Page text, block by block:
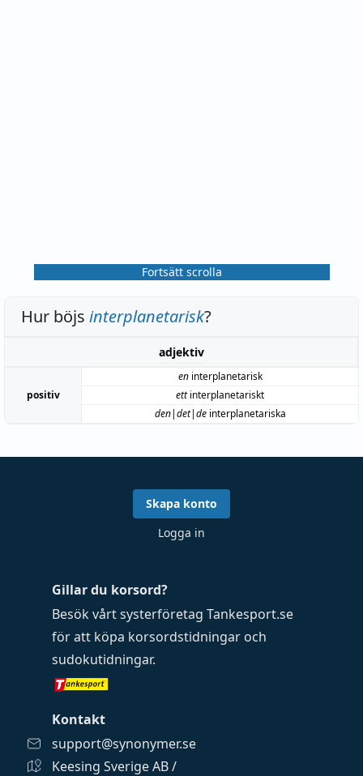
Fortsätt scrolla
Hur böjs interplanetarisk?
adjektiv
positiv
eninterplanetarisk
ettinterplanetariskt
den|det|deinterplanetariska
Gillar du korsord?
Besök vårt systerföretag Tankesport.se
för att köpa korsordstidningar och
sudokutidningar.
Kontakt
support@synonymer.se
Keesing Sverige AB /
Skapa konto
Logga in